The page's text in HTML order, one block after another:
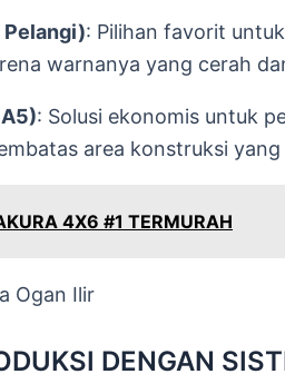
: Pilihan favorit
warnanya yang cerah
: Solusi ekonomis untuk
area konstruksi
4X6 #1 TERMURAH
DENGAN